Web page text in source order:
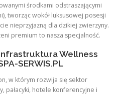
środkami odstraszającymi
tworząc wokół luksusowej posesji
nieprzyjazną dla dzikiej zwierzyny.
premium to nasza specjalność.
Wellness
SERWIS.PL
w którym rozwija się sektor
pałacyki, hotele konferencyjne i